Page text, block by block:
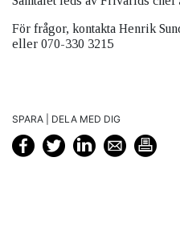
För frågor, kontakta Henrik
eller 070-330 3215
SPARA | DELA MED DIG